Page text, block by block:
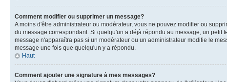
Comment modifier ou supprimer un message?
A moins d'être administrateur ou modérateur, vous ne pouvez modifier ou
du message correspondant. Si quelqu'un a déjà répondu au message, un
message n'apparaîtra pas si un modérateur ou un administrateur modifie le
message une fois que quelqu'un y a répondu.
Haut
Comment ajouter une signature à mes messages?